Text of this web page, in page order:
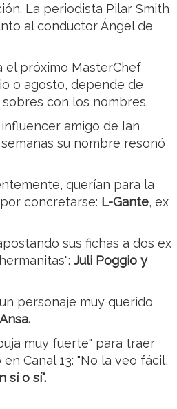
La periodista Pilar Smith
al conductor Ángel de
el próximo MasterChef
o agosto, depende de
con los nombres.
amigo de Ian
su nombre resonó
querían para la
concretarse: L-Gante, ex
sus fichas a dos ex
Juli Poggio y
personaje muy querido
muy fuerte" para traer
Canal 13: "No la veo fácil,
sí o sí".